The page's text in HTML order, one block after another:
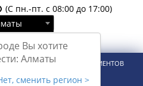
(С пн.-пт. с 08:00 до 17:00)
Вы хотите
Алматы
сменить регион >
И КОРПОРАТИВНЫХ КЛИЕНТОВ